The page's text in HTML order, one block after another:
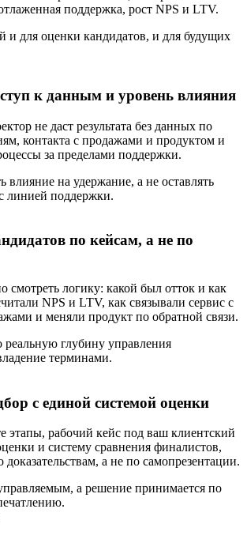
поддержка, рост NPS и LTV.
и для оценки кандидатов, и для будущих
к данным и уровень влияния
не даст результата без данных по
контакта с продажами и продуктом и
за пределами поддержки.
влияние на удержание, а не оставлять
линией поддержки.
по кейсам, а не по
смотреть логику: какой был отток и как
NPS и LTV, как связывали сервис с
и меняли продукт по обратной связи.
реальную глубину управления
терминами.
с единой системой оценки
этапы, рабочий кейс под ваш клиентский
и систему сравнения финалистов,
а не по самопрезентации.
а решение принимается по